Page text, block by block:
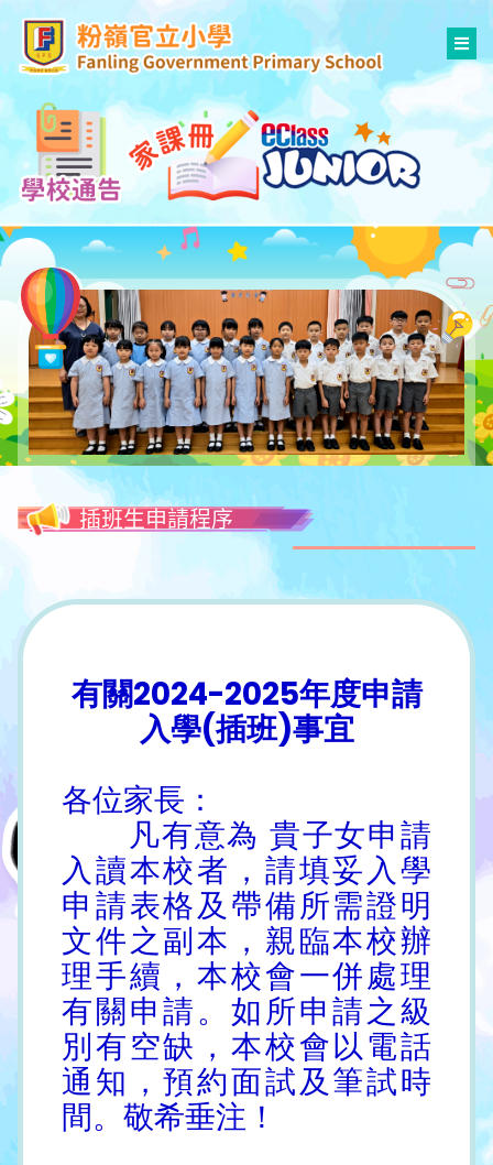
插班生申請程序
有關2024-2025年度申請
入學(插班)事宜
各位家長：
凡有意為 貴子女申請
入讀本校者，請填妥入學
申請表格及帶備所需證明
文件之副本，親臨本校辦
理手續，本校會一併處理
有關申請。如所申請之級
別有空缺，本校會以電話
通知，預約面試及筆試時
間。敬希垂注！